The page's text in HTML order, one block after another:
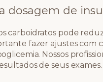
dosagem de
carboidratos pode
fazer ajustes com
Nossos
de seus exames.